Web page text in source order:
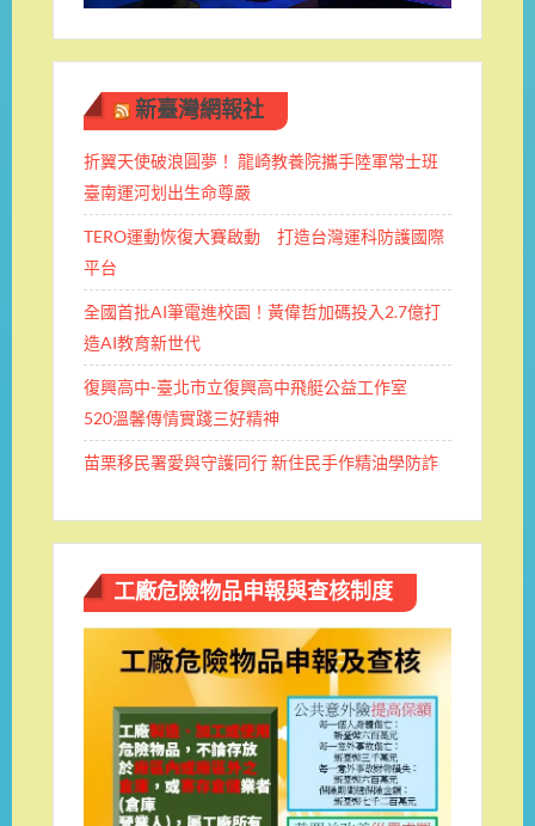
新臺灣網報社
折翼天使破浪圓夢！ 龍崎教養院攜手陸軍常士班 ​
臺南運河划出生命尊嚴
TERO運動恢復大賽啟動 打造台灣運科防護國際
平台
全國首批AI筆電進校園！黃偉哲加碼投入2.7億打
造AI教育新世代
復興高中-臺北市立復興高中飛艇公益工作室
520溫馨傳情實踐三好精神
苗栗移民署愛與守護同行 新住民手作精油學防詐
工廠危險物品申報與查核制度